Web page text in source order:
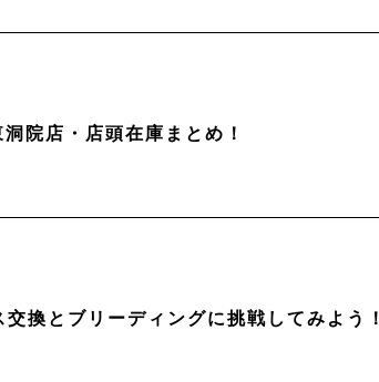
院店・店頭在庫まとめ！
換とブリーディングに挑戦してみよう！